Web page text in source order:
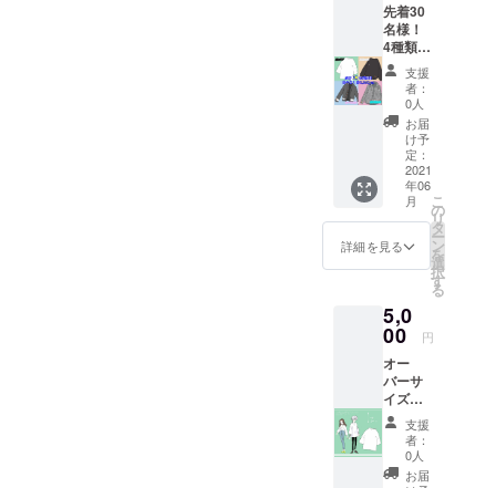
先着30
名様！
4種類の
中か
ら、お
好きな
服をお
選びく
ださ
い！30
名様限
定で
す！ ど
れも質
が可愛
くてオ
です！
※サイズ
はいず
れもフ
リーサ
イズに
なりま
す。
支援
者：
0人
お届
け予
定：
2021
年06
月
詳細を見る
こ
の
リ
タ
ー
ン
を
選
択
す
る
5,0
00 円
オー
バーサ
イズのT
シャ
ツ。 夏
は一枚
で勿
支援
者：
0人
お届